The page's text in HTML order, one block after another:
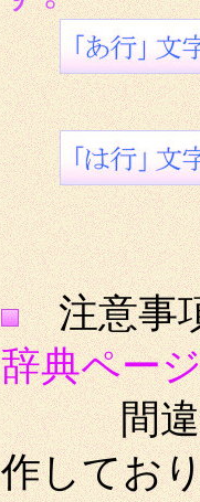
注意
辞典ペー
間違いの
作してお